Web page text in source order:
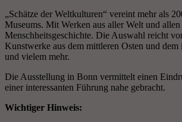
„Schätze der Weltkulturen“ vereint mehr als
Museums. Mit Werken aus aller Welt und
Menschheitsgeschichte. Die Auswahl reicht
Kunstwerke aus dem mittleren Osten und
und vielem mehr.
Die Ausstellung in Bonn vermittelt einen
einer interessanten Führung nahe gebracht.
Wichtiger Hinweis: